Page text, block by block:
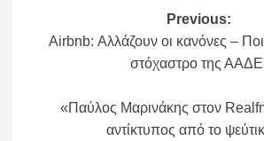
navigation
Previous:
Airbnb: Αλλάζουν οι κανόνες –
στόχαστρο της
«Παύλος Μαρινάκης στον
αντίκτυπος από το